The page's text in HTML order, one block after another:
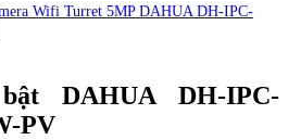
Wifi Turret 5MP DAHUA DH-IPC-
DAHUA DH-IPC-
PV